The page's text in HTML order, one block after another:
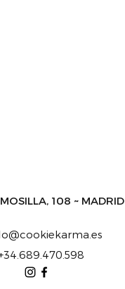
108 ~ MADRID